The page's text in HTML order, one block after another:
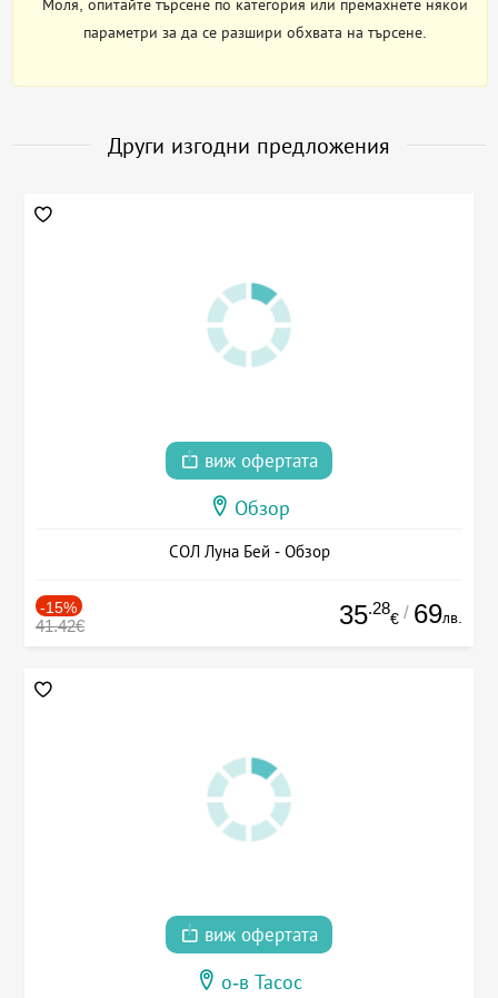
Моля, опитайте търсене по категория или премахнете някои
параметри за да се разшири обхвата на търсене.
Други изгодни предложения
виж офертата
Обзор
СОЛ Луна Бей - Обзор
-15%
41.42€ 35.28
€ / 69лв.
виж офертата
о-в Тасос